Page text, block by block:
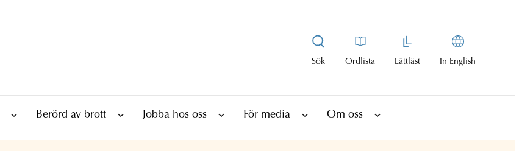
Sök Ordlista Lättläst In English
Berörd av brott Jobba hos oss För media Om oss